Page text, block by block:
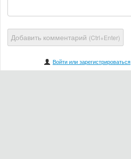
Добавить комментарий (Ctrl+Enter)
Войти или зарегистрироваться